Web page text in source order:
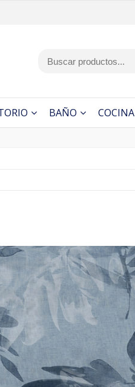
BAÑO COCINA